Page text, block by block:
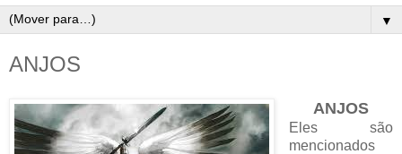
▼
ANJOS
ANJOS
Eles são
mencionados